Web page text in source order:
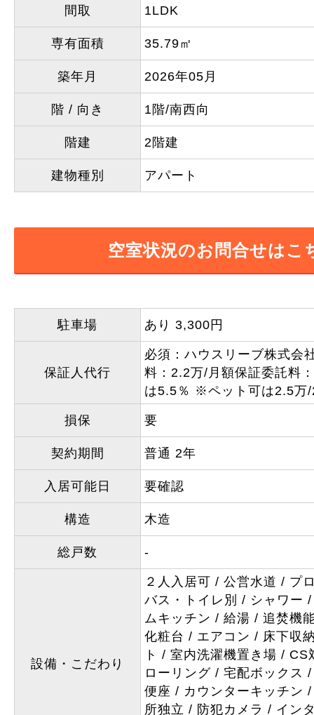
間取 1LDK
専有面積 35.79㎡
築年月 2026年05月
階 / 向き 1階/南西向
階建 2階建
建物種別 アパート
空室状況のお問合せはこ
駐車場 あり 3,300円
保証人代行
必須：ハウスリーブ株式
料：2.2万/月額保証委託料
は5.5％ ※ペット可は2.5万
損保 要
契約期間 普通 2年
入居可能日 要確認
構造 木造
総戸数 -
設備・こだわり
２人入居可 公営水道
プ
バス・トイレ別
シャワー
ムキッチン
給湯
追焚機
化粧台
エアコン
床下収
ト
室内洗濯機置き場
CS
ローリング
宅配ボックス
便座
カウンターキッチン
所独立
防犯カメラ イン